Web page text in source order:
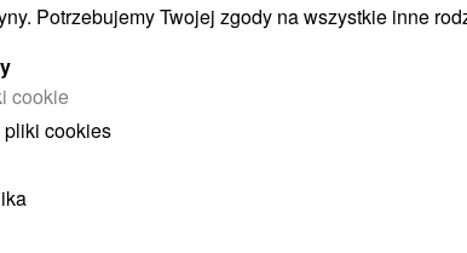
Revúc
Žilinský kraj -
km Trvanie: 3 h Prevýšenie: 950 m Farba
Potrzebujemy Twojej zgody na wszystkie inne
cookie
cookies